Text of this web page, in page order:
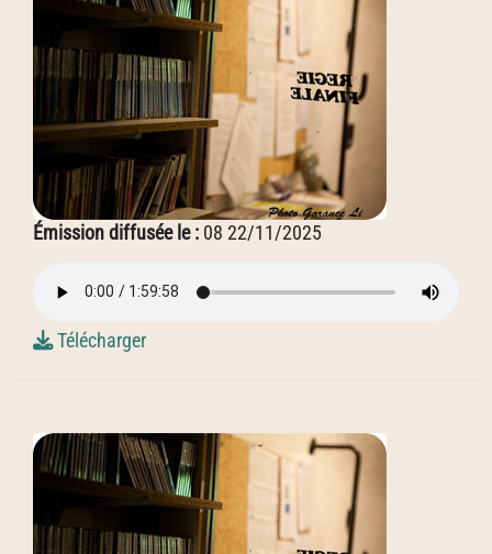
Émission diffusée le : 08 22/11/2025
Télécharger